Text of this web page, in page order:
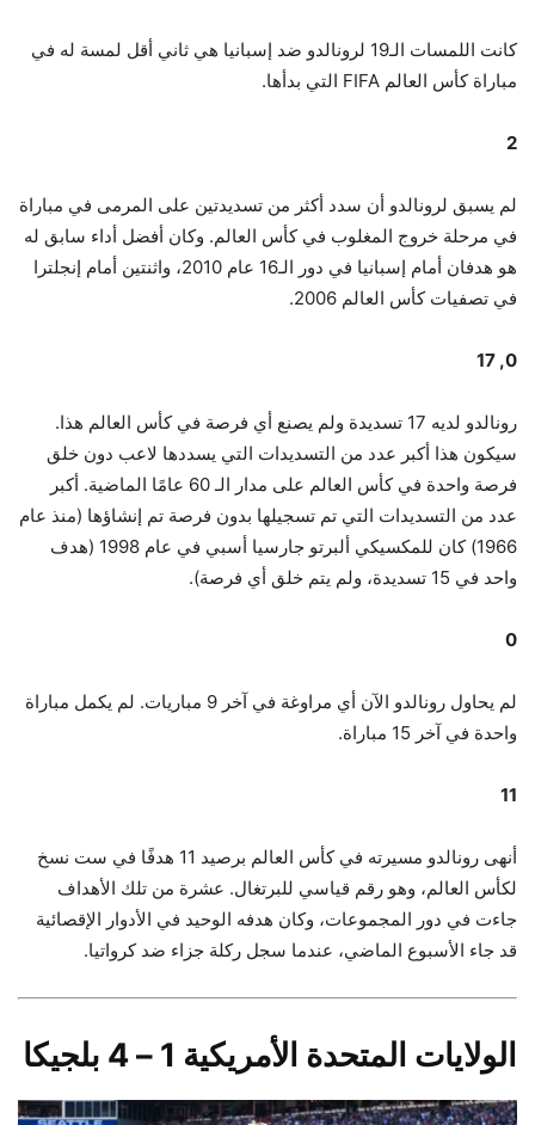
كانت اللمسات الـ19 لرونالدو ضد إسبانيا هي ثاني أقل لمسة له في
مباراة كأس العالم FIFA التي بدأها.
2
لم يسبق لرونالدو أن سدد أكثر من تسديدتين على المرمى في مباراة
في مرحلة خروج المغلوب في كأس العالم. وكان أفضل أداء سابق له
هو هدفان أمام إسبانيا في دور الـ16 عام 2010، واثنتين أمام إنجلترا
في تصفيات كأس العالم 2006.
0, 17
رونالدو لديه 17 تسديدة ولم يصنع أي فرصة في كأس العالم هذا.
سيكون هذا أكبر عدد من التسديدات التي يسددها لاعب دون خلق
فرصة واحدة في كأس العالم على مدار الـ 60 عامًا الماضية. أكبر
عدد من التسديدات التي تم تسجيلها بدون فرصة تم إنشاؤها (منذ عام
1966) كان للمكسيكي ألبرتو جارسيا أسبي في عام 1998 (هدف
واحد في 15 تسديدة، ولم يتم خلق أي فرصة).
0
لم يحاول رونالدو الآن أي مراوغة في آخر 9 مباريات. لم يكمل مباراة
واحدة في آخر 15 مباراة.
11
أنهى رونالدو مسيرته في كأس العالم برصيد 11 هدفًا في ست نسخ
لكأس العالم، وهو رقم قياسي للبرتغال. عشرة من تلك الأهداف
جاءت في دور المجموعات، وكان هدفه الوحيد في الأدوار الإقصائية
قد جاء الأسبوع الماضي، عندما سجل ركلة جزاء ضد كرواتيا.
الولايات المتحدة الأمريكية 1 – 4 بلجيكا